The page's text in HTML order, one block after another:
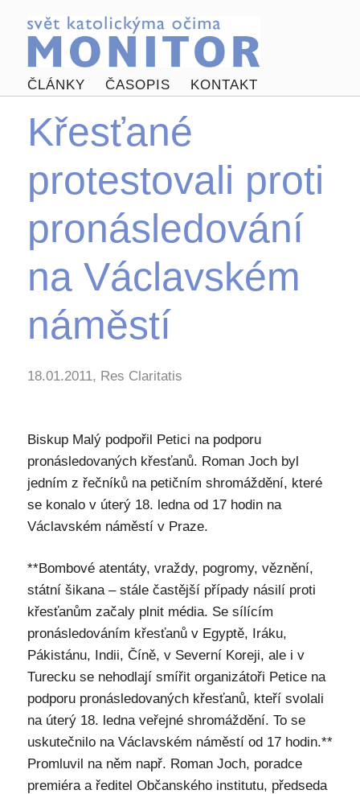
ČLÁNKY ČASOPIS KONTAKT
Křesťané
protestovali proti
pronásledování
na Václavském
náměstí
18.01.2011, Res Claritatis
Biskup Malý podpořil Petici na podporu
pronásledovaných křesťanů. Roman Joch byl
jedním z řečníků na petičním shromáždění, které
se konalo v úterý 18. ledna od 17 hodin na
Václavském náměstí v Praze.
**Bombové atentáty, vraždy, pogromy, věznění,
státní šikana – stále častější případy násilí proti
křesťanům začaly plnit média. Se sílícím
pronásledováním křesťanů v Egyptě, Iráku,
Pákistánu, Indii, Číně, v Severní Koreji, ale i v
Turecku se nehodlají smířit organizátoři Petice na
podporu pronásledovaných křesťanů, kteří svolali
na úterý 18. ledna veřejné shromáždění. To se
uskutečnilo na Václavském náměstí od 17 hodin.**
Promluvil na něm např. Roman Joch, poradce
premiéra a ředitel Občanského institutu, předseda